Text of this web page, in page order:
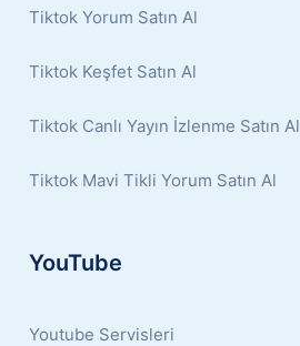
Tiktok Yorum Satın Al
Tiktok Keşfet Satın Al
Tiktok Canlı Yayın İzlenme Satın Al
Tiktok Mavi Tikli Yorum Satın Al
YouTube
Youtube Servisleri